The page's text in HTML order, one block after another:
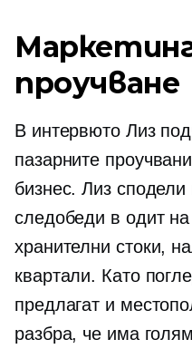
проучване
В интервюто Лиз
пазарните
бизнес. Лиз
следобеди в одит
хранителни стоки,
квартали. Като
предлагат и
разбра, че има